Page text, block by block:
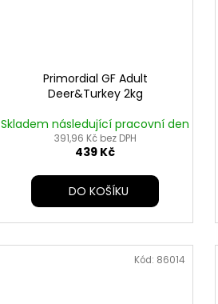
Primordial GF Adult
Deer&Turkey 2kg
Skladem následující pracovní den
391,96 Kč bez DPH
439 Kč
DO KOŠÍKU
Kód: 86014